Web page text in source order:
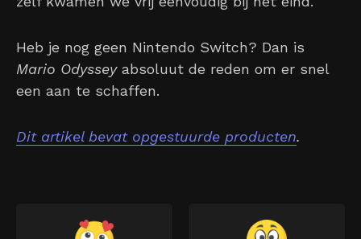
Heb je nog geen Nintendo Switch? Dan is
Mario Odysseyabsoluut de reden om er snel
een aan te schaffen.
Dit artikel bevat opgestuurde producten.